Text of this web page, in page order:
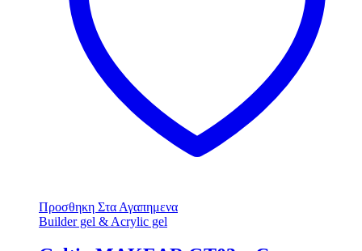
Προσθηκη Στα Αγαπημενα
Builder gel & Acrylic gel